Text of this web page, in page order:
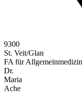
9300
St. Veit/Glan
FA für Allgemeinmedizin
Dr.
Maria
Ache